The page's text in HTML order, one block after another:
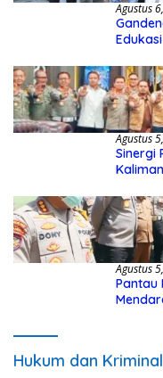
Agustus
Agustus
Sinergi
Agustus
Pantau
Hukum dan Kriminal